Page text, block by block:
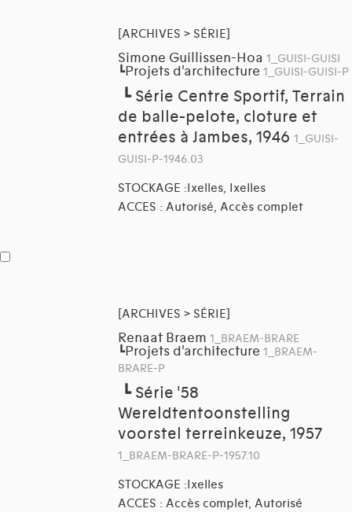
[ARCHIVES > SÉRIE]
Simone Guillissen-Hoa 1_GUISI-GUISI
┗Projets d'architecture 1_GUISI-GUISI-P
┗ Série Centre Sportif, Terrain
de balle-pelote, cloture et
entrées à Jambes, 1946 1_GUISI-
GUISI-P-1946.03
STOCKAGE :Ixelles, Ixelles
ACCES : Autorisé, Accès complet
[ARCHIVES > SÉRIE]
Renaat Braem 1_BRAEM-BRARE
┗Projets d'architecture 1_BRAEM-
BRARE-P
┗ Série '58
Wereldtentoonstelling
voorstel terreinkeuze, 1957
1_BRAEM-BRARE-P-1957.10
STOCKAGE :Ixelles
ACCES : Accès complet, Autorisé